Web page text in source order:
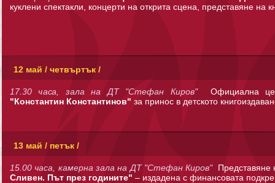
куклени спектакли, концерти на открита сцена, представяне на
12 май / четвъртък /
17.30 часа, зала на ДТ "Стефан Киров"Официална
"Константин Константинов" за принос в детското
13 май / петък /
15.00 часа, камерна зала на ДТ "Стефан Киров"Представяне
Сливен. Път през годините" – издадена с финансовата